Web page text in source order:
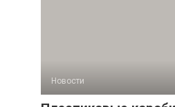
Новости